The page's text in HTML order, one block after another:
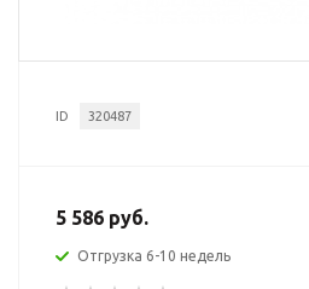
ID 320487
5 586 руб.
Отгрузка 6-10 недель